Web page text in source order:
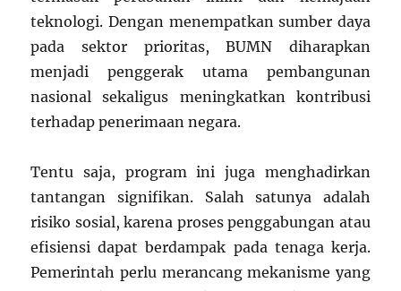
teknologi. Dengan menempatkan sumber daya
pada sektor prioritas, BUMN diharapkan
menjadi penggerak utama pembangunan
nasional sekaligus meningkatkan kontribusi
terhadap penerimaan negara.
Tentu saja, program ini juga menghadirkan
tantangan signifikan. Salah satunya adalah
risiko sosial, karena proses penggabungan atau
efisiensi dapat berdampak pada tenaga kerja.
Pemerintah perlu merancang mekanisme yang